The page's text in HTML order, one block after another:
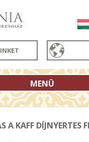
MENÜ
A KAFF DÍJNYERTES